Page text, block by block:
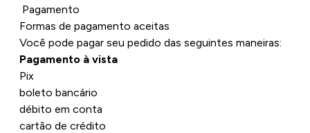
COMPRA SEGURA
NOSSOS ENDEREÇOS
POLÍTICA DE PRIVACIDADE
TROCA E DEVOLUÇÕES
MANIPULE SUA RECEITA
Pagamento
Formas de pagamento aceitas
Você pode pagar seu pedido das seguintes maneiras:
Pagamento à vista
Pix
boleto bancário
débito em conta
cartão de crédito